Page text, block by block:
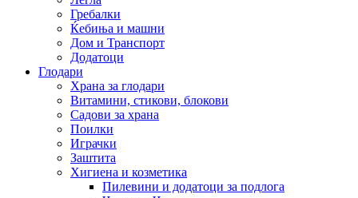
Гребалки
Ќебиња и машни
Дом и Транспорт
Додатоци
Глодари
Храна за глодари
Витамини, стикови, блокови
Садови за храна
Поилки
Играчки
Заштита
Хигиена и козметика
Пилевини и додатоци за подлога